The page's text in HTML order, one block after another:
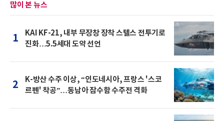
많이 본 뉴스
1
KAI KF-21, 내부 무장창 장착 스텔스 전투기로
진화…5.5세대 도약 선언
2
K-방산 수주 이상, “인도네시아, 프랑스 '스코
르펜' 착공”…동남아 잠수함 수주전 격화